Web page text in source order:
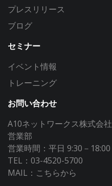
プレスリリース
ブログ
セミナー
イベント情報
トレーニング
お問い合わせ
A10ネットワークス株式会社
営業部
営業時間：平日 9:30－18:00
TEL：03-4520-5700
MAIL： こちらから